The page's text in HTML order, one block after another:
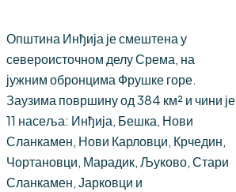
Општина Инђија је смештена у
североисточном делу Срема, на
јужним обронцима Фрушке горе.
Заузима површину од 384 км² и чини је
11 насеља: Инђија, Бешка, Нови
Сланкамен, Нови Карловци, Крчедин,
Чортановци, Марадик, Љуково, Стари
Сланкамен, Јарковци и